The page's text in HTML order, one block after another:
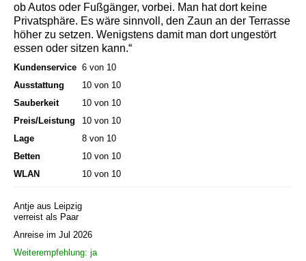
ob Autos oder Fußgänger, vorbei. Man hat dort keine
Privatsphäre. Es wäre sinnvoll, den Zaun an der Terrasse
höher zu setzen. Wenigstens damit man dort ungestört
essen oder sitzen kann.“
Kundenservice 6 von 10
Ausstattung
10 von 10
Sauberkeit
10 von 10
Preis/Leistung
10 von 10
Lage
8 von 10
Betten
10 von 10
WLAN
10 von 10
Antje aus Leipzig
verreist als Paar
Anreise im Jul 2026
Weiterempfehlung: ja